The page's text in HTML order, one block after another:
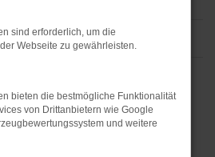
sind erforderlich, um die
Webseite zu gewährleisten.
bieten die bestmögliche Funktionalität
von Drittanbietern wie Google
und weitere